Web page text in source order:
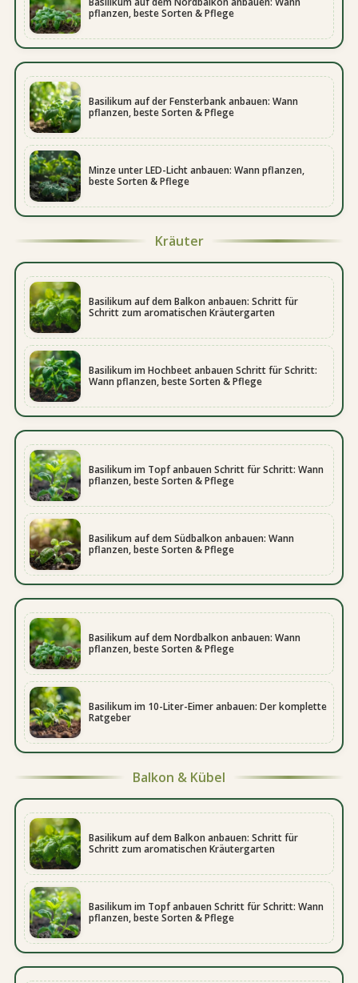
pflanzen, beste Sorten & Pflege
Basilikum auf der Fensterbank anbauen: Wann
pflanzen, beste Sorten & Pflege
Minze unter LED-Licht anbauen: Wann pflanzen,
beste Sorten & Pflege
Kräuter
Basilikum auf dem Balkon anbauen: Schritt für
Schritt zum aromatischen Kräutergarten
Basilikum im Hochbeet anbauen Schritt für Schritt:
Wann pflanzen, beste Sorten & Pflege
Basilikum im Topf anbauen Schritt für Schritt: Wann
pflanzen, beste Sorten & Pflege
Basilikum auf dem Südbalkon anbauen: Wann
pflanzen, beste Sorten & Pflege
Basilikum auf dem Nordbalkon anbauen: Wann
pflanzen, beste Sorten & Pflege
Basilikum im 10-Liter-Eimer anbauen: Der komplette
Ratgeber
Balkon & Kübel
Basilikum auf dem Balkon anbauen: Schritt für
Schritt zum aromatischen Kräutergarten
Basilikum im Topf anbauen Schritt für Schritt: Wann
pflanzen, beste Sorten & Pflege